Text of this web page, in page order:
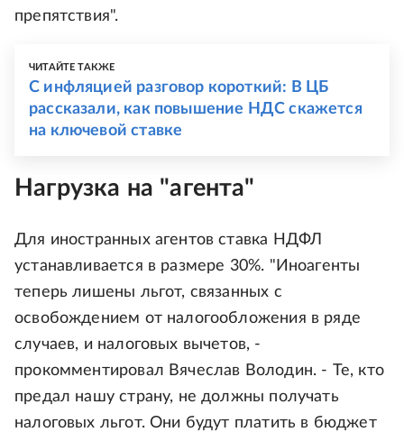
препятствия".
ЧИТАЙТЕ ТАКЖЕ
С инфляцией разговор короткий: В ЦБ
рассказали, как повышение НДС скажется
на ключевой ставке
Нагрузка на "агента"
Для иностранных агентов ставка НДФЛ
устанавливается в размере 30%. "Иноагенты
теперь лишены льгот, связанных с
освобождением от налогообложения в ряде
случаев, и налоговых вычетов, -
прокомментировал Вячеслав Володин. - Те, кто
предал нашу страну, не должны получать
налоговых льгот. Они будут платить в бюджет